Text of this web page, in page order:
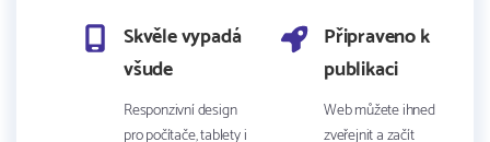
Skvěle vypadá
všude
Responzivní design
pro počítače, tablety i
Připraveno k
publikaci
Web můžete ihned
zveřejnit a začít